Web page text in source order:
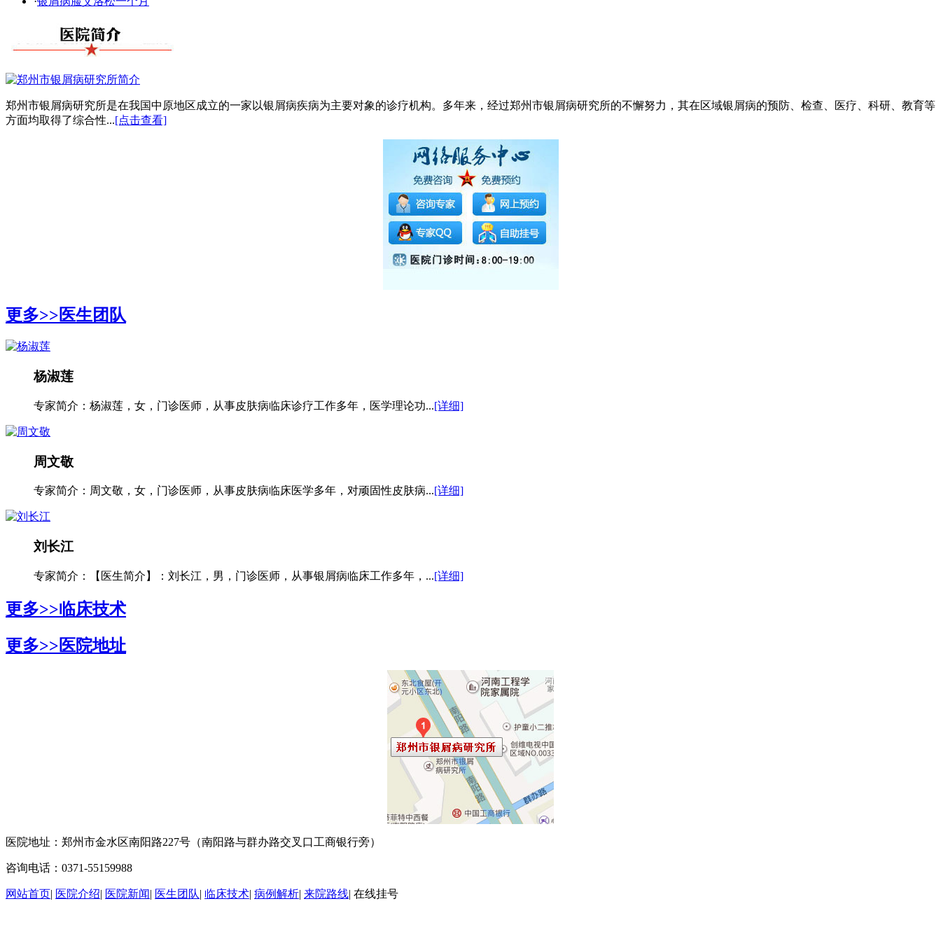
郑州市银屑病研究所是在我国中原地区成立的一家以银屑病疾病为主要对象的诊疗机构。多年来，经过郑州市银屑病研究所的不懈努力，其在区域银屑病的预防、检查、医疗、科研、教育等
方面均取得了综合性...[点击查看]
更多>>医生团队
杨淑莲
专家简介：杨淑莲，女，门诊医师，从事皮肤病临床诊疗工作多年，医学理论功...[详细]
周文敬
专家简介：周文敬，女，门诊医师，从事皮肤病临床医学多年，对顽固性皮肤病...[详细]
刘长江
专家简介：【医生简介】：刘长江，男，门诊医师，从事银屑病临床工作多年，...[详细]
更多>>临床技术
更多>>医院地址
医院地址：郑州市金水区南阳路227号（南阳路与群办路交叉口工商银行旁）
咨询电话：0371-55159988
网站首页 医院介绍 医院新闻 医生团队 临床技术 病例解析 来院路线 在线挂号